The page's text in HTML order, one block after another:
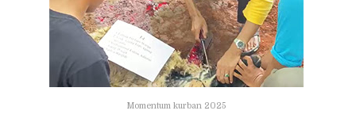
Momentum kurban 2025